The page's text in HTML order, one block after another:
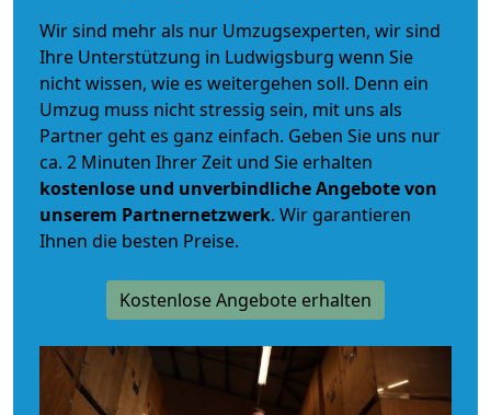
Wir sind mehr als nur Umzugsexperten, wir sind
Ihre Unterstützung in Ludwigsburg wenn Sie
nicht wissen, wie es weitergehen soll. Denn ein
Umzug muss nicht stressig sein, mit uns als
Partner geht es ganz einfach. Geben Sie uns nur
ca. 2 Minuten Ihrer Zeit und Sie erhalten
kostenlose und unverbindlicheAngebote von
unserem Partnernetzwerk. Wir garantieren
Ihnen die besten Preise.
Kostenlose Angebote erhalten